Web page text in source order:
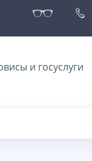
и госуслуги